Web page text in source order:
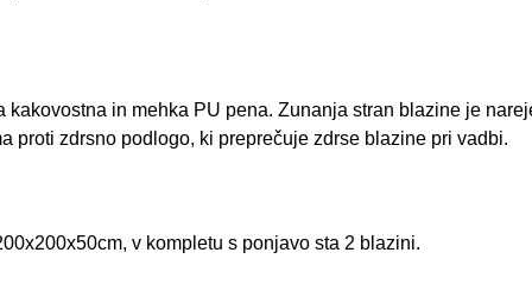
in mehka PU pena. Zunanja stran blazine je
proti zdrsno podlogo, ki preprečuje zdrse blazine pri vadbi.
v kompletu s ponjavo sta 2 blazini.